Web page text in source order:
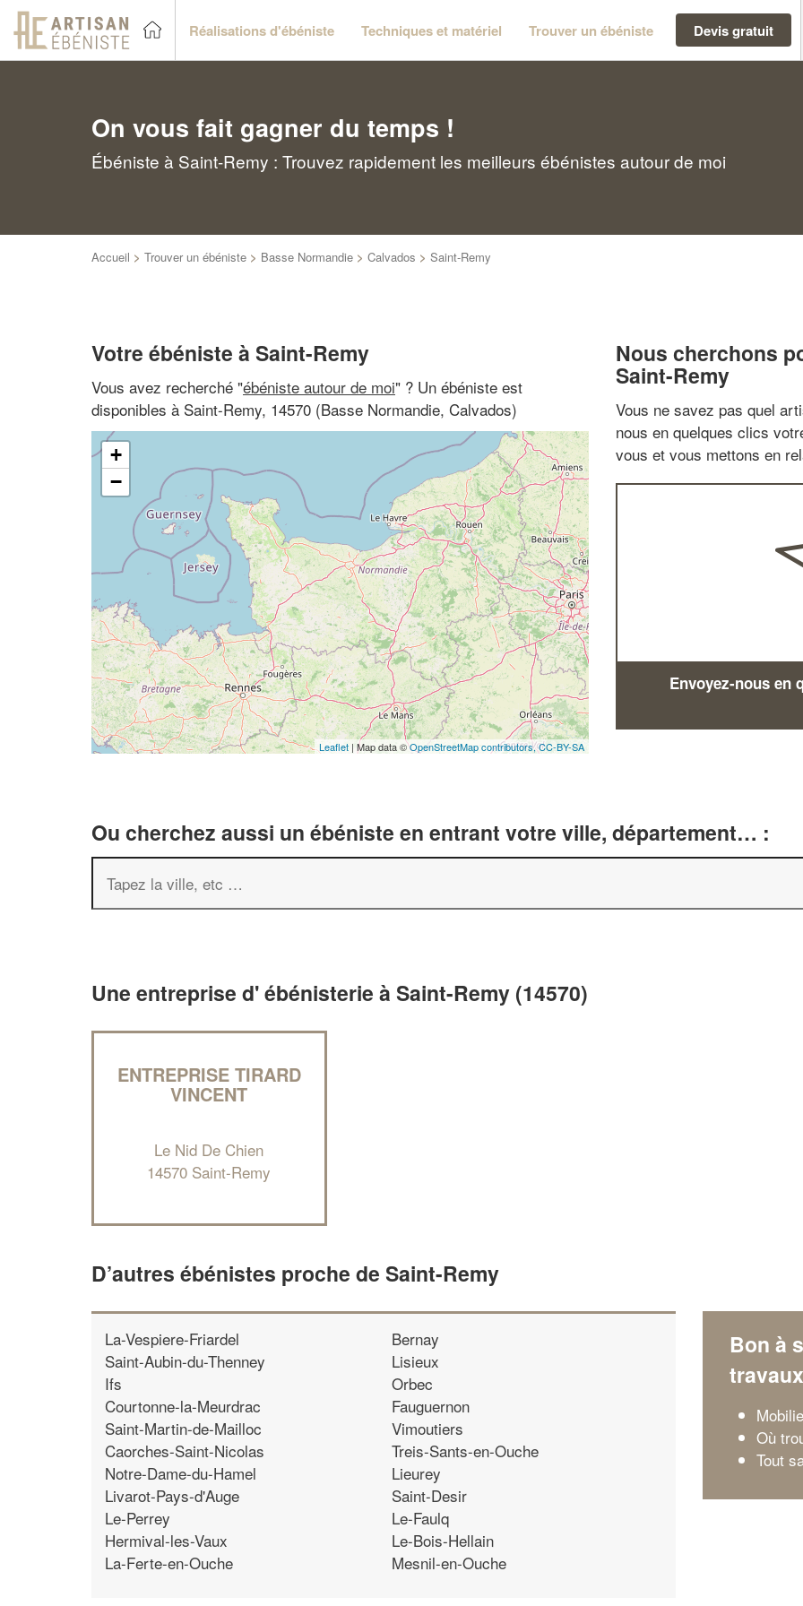
Réalisations d'ébéniste Techniques et matériel Trouver un ébéniste Devis gratuit
On vous fait gagner du temps !
Ébéniste à Saint-Remy : Trouvez rapidement les meilleurs ébénistes autour de moi
Accueil > Trouver un ébéniste > Basse Normandie > Calvados > Saint-Remy
Votre ébéniste à Saint-Remy
Vous avez recherché "ébéniste autour de moi" ? Un ébéniste est
disponibles à Saint-Remy, 14570 (Basse Normandie, Calvados)
+
−
Leaflet | Map data ©OpenStreetMap contributors,CC-BY-SA
Nous cherchons
Saint-Remy
Vous ne savez pas quel
nous en quelques clics
vous et vous mettons en
Envoyez-nous en
Ou cherchez aussi un ébéniste en entrant votre ville, département… :
Une entreprise d' ébénisterie à Saint-Remy (14570)
ENTREPRISE TIRARD
VINCENT
Le Nid De Chien
14570 Saint-Remy
D’autres ébénistes proche de Saint-Remy
La-Vespiere-Friardel
Saint-Aubin-du-Thenney
Ifs
Courtonne-la-Meurdrac
Saint-Martin-de-Mailloc
Caorches-Saint-Nicolas
Notre-Dame-du-Hamel
Livarot-Pays-d'Auge
Le-Perrey
Hermival-les-Vaux
La-Ferte-en-Ouche
Bernay
Lisieux
Orbec
Fauguernon
Vimoutiers
Treis-Sants-en-Ouche
Lieurey
Saint-Desir
Le-Faulq
Le-Bois-Hellain
Mesnil-en-Ouche
Bon à
travaux
Où
Tout